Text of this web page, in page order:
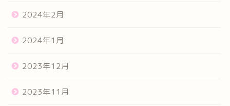
2024年2月
2024年1月
2023年12月
2023年11月